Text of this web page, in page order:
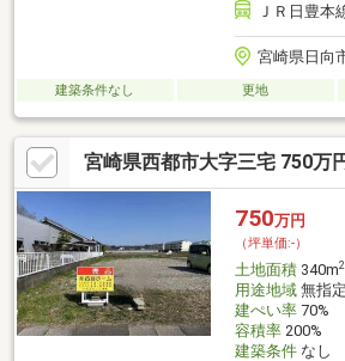
ＪＲ日豊本
宮崎県日向
建築条件なし 更地
宮崎県西都市大字三宅 750万
750万円
（坪単価:-）
土地面積340m2
用途地域無指定
建ぺい率70%
容積率200%
建築条件なし